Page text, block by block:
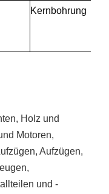
Kernbohrung
Holz und
Motoren,
Aufzügen,
und -